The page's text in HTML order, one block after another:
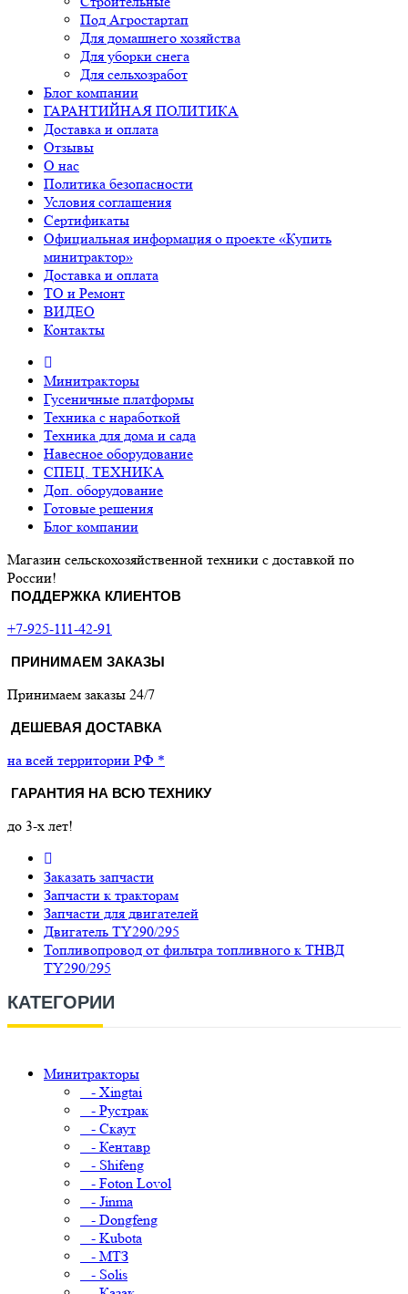
Под Агростартап
Для домашнего хозяйства
Для уборки снега
Для сельхозработ
Блог компании
ГАРАНТИЙНАЯ ПОЛИТИКА
Доставка и оплата
Отзывы
О нас
Политика безопасности
Условия соглашения
Сертификаты
Официальная информация о проекте «Купить
минитрактор»
Доставка и оплата
ТО и Ремонт
ВИДЕО
Контакты
Минитракторы
Гусеничные платформы
Техника с наработкой
Техника для дома и сада
Навесное оборудование
СПЕЦ. ТЕХНИКА
Доп. оборудование
Готовые решения
Блог компании
Магазин сельскохозяйственной техники с доставкой по
России!
ПОДДЕРЖКА КЛИЕНТОВ
+7-925-111-42-91
ПРИНИМАЕМ ЗАКАЗЫ
Принимаем заказы 24/7
ДЕШЕВАЯ ДОСТАВКА
на всей территории РФ *
ГАРАНТИЯ НА ВСЮ ТЕХНИКУ
до 3-х лет!
Заказать запчасти
Запчасти к тракторам
Запчасти для двигателей
Двигатель TY290/295
Топливопровод от фильтра топливного к ТНВД
TY290/295
КАТЕГОРИИ
Минитракторы
- Xingtai
- Рустрак
- Скаут
- Кентавр
- Shifeng
- Foton Lovol
- Jinma
- Dongfeng
- Kubota
- МТЗ
- Solis